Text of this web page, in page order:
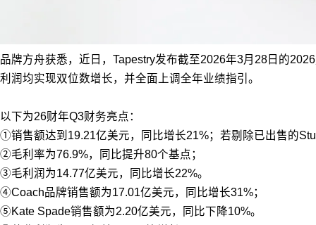
品牌方舟获悉，近日，Tapestry发布截至2026年3月28日的
利润均实现双位数增长，并全面上调全年业绩指引。
以下为26财年Q3财务亮点：
①销售额达到19.21亿美元，同比增长21%；若剔除已出售的
②毛利率为76.9%，同比提升80个基点；
③毛利润为14.77亿美元，同比增长22%。
④Coach品牌销售额为17.01亿美元，同比增长31%；
⑤Kate Spade销售额为2.20亿美元，同比下降10%。